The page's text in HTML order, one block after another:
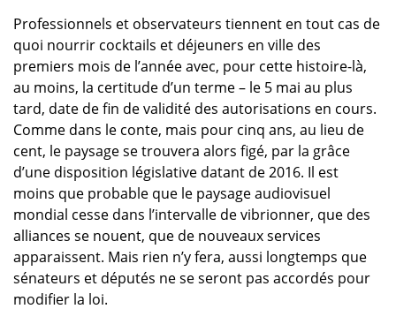
Professionnels et observateurs tiennent en tout cas de
quoi nourrir cocktails et déjeuners en ville des
premiers mois de l’année avec, pour cette histoire-là,
au moins, la certitude d’un terme – le 5 mai au plus
tard, date de fin de validité des autorisations en cours.
Comme dans le conte, mais pour cinq ans, au lieu de
cent, le paysage se trouvera alors figé, par la grâce
d’une disposition législative datant de 2016. Il est
moins que probable que le paysage audiovisuel
mondial cesse dans l’intervalle de vibrionner, que des
alliances se nouent, que de nouveaux services
apparaissent. Mais rien n’y fera, aussi longtemps que
sénateurs et députés ne se seront pas accordés pour
modifier la loi.